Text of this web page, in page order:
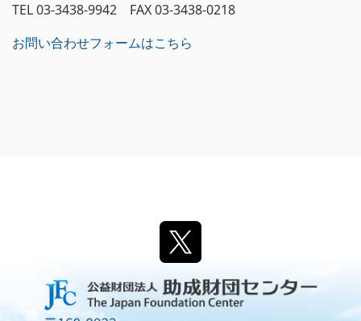
TEL 03-3438-9942 FAX 03-3438-0218
お問い合わせフォームはこちら